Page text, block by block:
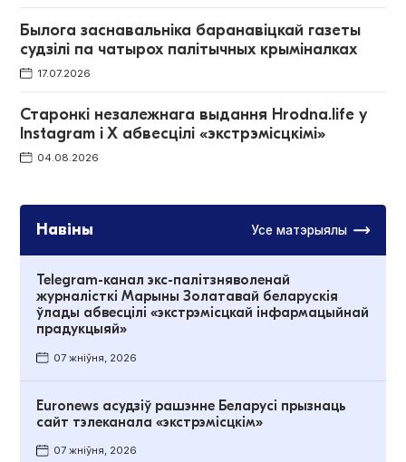
Былога заснавальніка баранавіцкай газеты
судзілі па чатырох палітычных крыміналках
17.07.2026
Старонкі незалежнага выдання Hrodna.life у
Instagram і Х абвесцілі «экстрэмісцкімі»
04.08.2026
Навіны Усе матэрыялы
Telegram-канал экс-палітзняволенай
журналісткі Марыны Золатавай беларускія
ўлады абвесцілі «экстрэмісцкай інфармацыйнай
прадукцыяй»
07 жніўня, 2026
Euronews асудзіў рашэнне Беларусі прызнаць
сайт тэлеканала «экстрэмісцкім»
07 жніўня, 2026